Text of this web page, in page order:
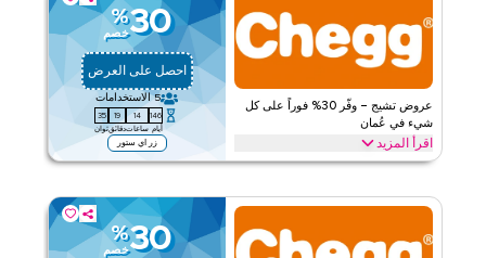
عروض تشيج – وفّر 30% فوراً على كل
شيء في عُمان
اقرأ المزيد
30
%
خصم
احصل على العرض
5 الاستخدامات
146
أيام
14
ساعات
19
دقائق
34
ثوان
زر اي ستور
وفّر 30% فوراً مع عرض تشيغ على حل الرياضيات، وأسئلة الخبراء،
وأدوات الكتابة. استرد الآن.
تشيج الأحكام والشروط 30
%
خصم